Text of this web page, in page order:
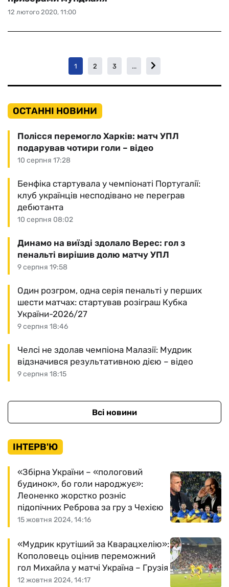
12 лютого 2020, 11:00
1 2 3 ...
ОСТАННІ НОВИНИ
10 серпня 17:28
Полісся перемогло Харків: матч УПЛ
подарував чотири голи – відео
10 серпня 08:02
Бенфіка стартувала у чемпіонаті Португалії:
клуб українців несподівано не переграв
дебютанта
9 серпня 19:58
Динамо на виїзді здолало Верес: гол з
пенальті вирішив долю матчу УПЛ
9 серпня 18:46
Один розгром, одна серія пенальті у перших
шести матчах: стартував розіграш Кубка
України-2026/27
9 серпня 18:15
Челсі не здолав чемпіона Малазії: Мудрик
відзначився результативною дією – відео
Всі новини
ІНТЕРВ'Ю
15 жовтня 2024, 14:16
«Збірна України – «пологовий
будинок», бо голи народжує»:
Леоненко жорстко розніс
підопічних Реброва за гру з Чехією
12 жовтня 2024, 14:17
«Мудрик крутіший за Кварацхелію»:
Кополовець оцінив переможний
гол Михайла у матчі Україна – Грузія